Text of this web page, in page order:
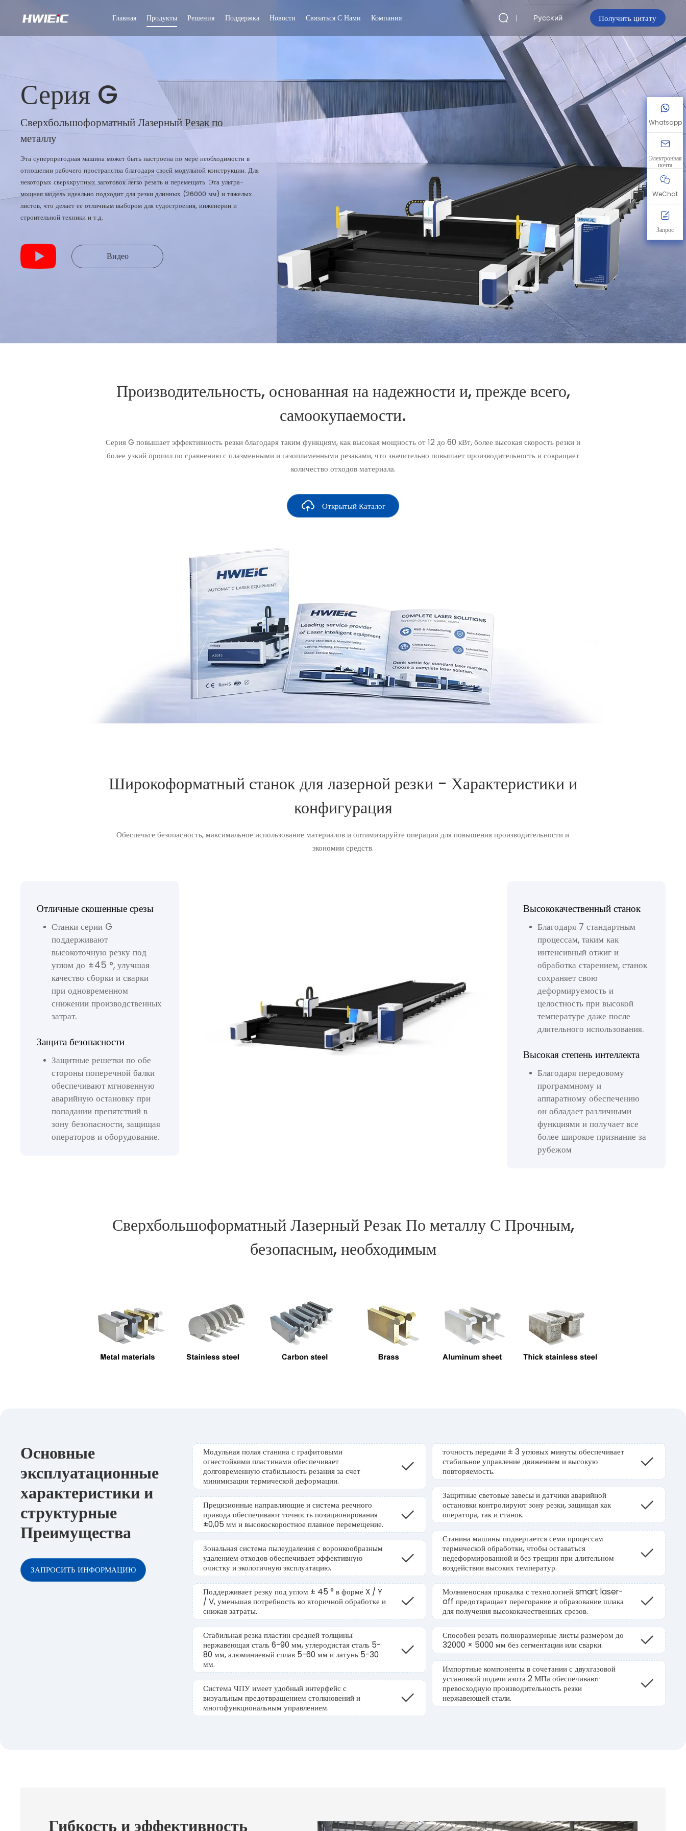
Главная Продукты Решения Поддержка Новости Связаться С Нами Компания Русский Получить цитату
Серия G
Сверхбольшоформатный Лазерный Резак по
металлу
Эта суперпригодная машина может быть настроена по мере необходимости в
отношении рабочего пространства благодаря своей модульной конструкции. Для
некоторых сверхкрупных заготовок легко резать и перемещать. Эта ультра-
мощная модель идеально подходит для резки длинных (26000 мм) и тяжелых
листов, что делает ее отличным выбором для судостроения, инженерии и
строительной техники и т.д.
Видео
Производительность, основанная на надежности и, прежде всего,
самоокупаемости.
Серия G повышает эффективность резки благодаря таким функциям, как высокая мощность от 12 до 60 кВт, более высокая скорость резки и
более узкий пропил по сравнению с плазменными и газопламенными резаками, что значительно повышает производительность и сокращает
количество отходов материала.
Открытый Каталог
Широкоформатный станок для лазерной резки - Характеристики и
конфигурация
Обеспечьте безопасность, максимальное использование материалов и оптимизируйте операции для повышения производительности и
экономии средств.
Отличные скошенные срезы
Станки серии G
поддерживают
высокоточную резку под
углом до ±45 °, улучшая
качество сборки и сварки
при одновременном
снижении производственных
затрат.
Защита безопасности
Защитные решетки по обе
стороны поперечной балки
обеспечивают мгновенную
аварийную остановку при
попадании препятствий в
зону безопасности, защищая
операторов и оборудование.
Высококачественный станок
Благодаря 7 стандартным
процессам, таким как
интенсивный отжиг и
обработка старением, станок
сохраняет свою
деформируемость и
целостность при высокой
температуре даже после
длительного использования.
Высокая степень интеллекта
Благодаря передовому
программному и
аппаратному обеспечению
он обладает различными
функциями и получает все
более широкое признание за
рубежом
Сверхбольшоформатный Лазерный Резак По металлу С Прочным,
безопасным, необходимым
Основные
эксплуатационные
характеристики и
структурные
Преимущества
ЗАПРОСИТЬ ИНФОРМАЦИЮ
Модульная полая станина с графитовыми
огнестойкими пластинами обеспечивает
долговременную стабильность резания за счет
минимизации термической деформации.
Прецизионные направляющие и система реечного
привода обеспечивают точность позиционирования
±0,05 мм и высокоскоростное плавное перемещение.
Зональная система пылеудаления с воронкообразным
удалением отходов обеспечивает эффективную
очистку и экологичную эксплуатацию.
Поддерживает резку под углом ± 45 ° в форме X / Y
/ V, уменьшая потребность во вторичной обработке и
снижая затраты.
Стабильная резка пластин средней толщины:
нержавеющая сталь 6-90 мм, углеродистая сталь 5-
80 мм, алюминиевый сплав 5-60 мм и латунь 5-30
мм.
Система ЧПУ имеет удобный интерфейс с
визуальным предотвращением столкновений и
многофункциональным управлением.
точность передачи ± 3 угловых минуты обеспечивает
стабильное управление движением и высокую
повторяемость.
Защитные световые завесы и датчики аварийной
остановки контролируют зону резки, защищая как
оператора, так и станок.
Станина машины подвергается семи процессам
термической обработки, чтобы оставаться
недеформированной и без трещин при длительном
воздействии высоких температур.
Молниеносная прокалка с технологией smart laser-
off предотвращает перегорание и образование шлака
для получения высококачественных срезов.
Способен резать полноразмерные листы размером до
32000 × 5000 мм без сегментации или сварки.
Импортные компоненты в сочетании с двухгазовой
установкой подачи азота 2 МПа обеспечивают
превосходную производительность резки
нержавеющей стали.
Гибкость и эффективность
Whatsapp
Электронная
почта
WeChat
Запрос